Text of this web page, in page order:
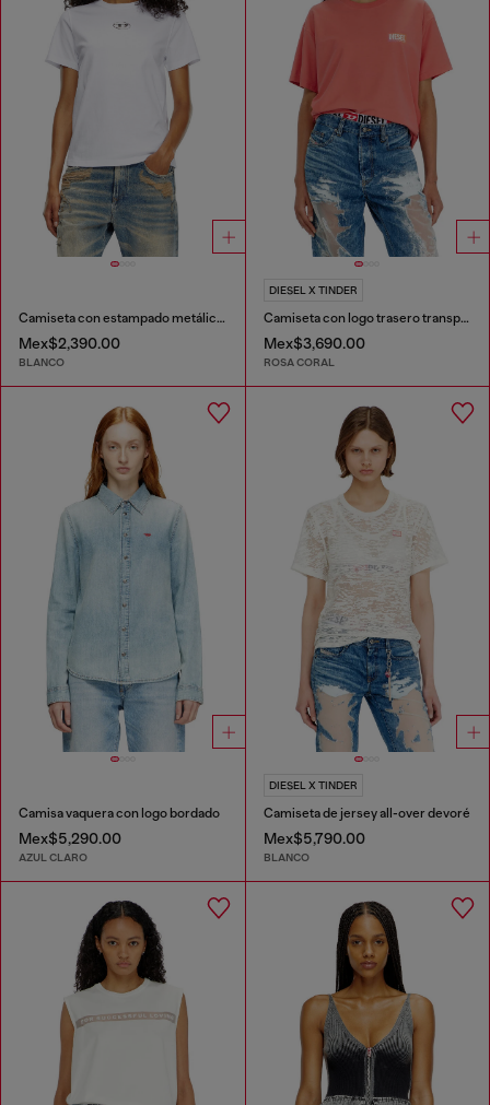
Camiseta con estampado metálico Oval D
Mex$2,390.00
BLANCO
DIESEL X TINDER
Camiseta con logo trasero transparente
Mex$3,690.00
ROSA CORAL
Camisa vaquera con logo bordado
Mex$5,290.00
AZUL CLARO
DIESEL X TINDER
Camiseta de jersey all-over devoré
Mex$5,790.00
BLANCO